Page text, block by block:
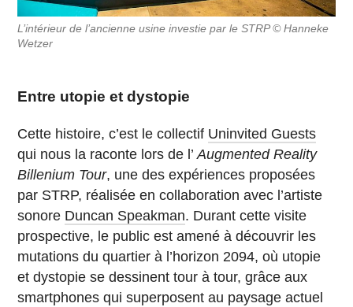
L’intérieur de l’ancienne usine investie par le STRP © Hanneke
Wetzer
Entre utopie et dystopie
Cette histoire, c’est le collectif Uninvited Guests
qui nous la raconte lors de l’Augmented Reality
Billenium Tour, une des expériences proposées
par STRP, réalisée en collaboration avec l’artiste
sonore Duncan Speakman. Durant cette visite
prospective, le public est amené à découvrir les
mutations du quartier à l’horizon 2094, où utopie
et dystopie se dessinent tour à tour, grâce aux
smartphones qui superposent au paysage actuel